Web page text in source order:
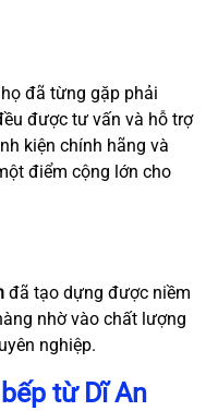
đã từng gặp phải
được tư vấn và hỗ trợ
kiện chính hãng và
điểm cộng lớn cho
đã tạo dựng được niềm
nhờ vào chất lượng
nghiệp.
từ Dĩ An